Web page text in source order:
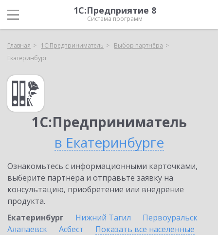
1С:Предприятие 8
Система программ
Главная 1С:Предприниматель
Выбор партнёра
Екатеринбург
1С:Предприниматель
в Екатеринбурге
Ознакомьтесь с информационными карточками,
выберите партнёра и отправьте заявку на
консультацию, приобретение или внедрение
продукта.
Екатеринбург
Нижний Тагил
Первоуральск
Алапаевск
Асбест
Показать все населенные